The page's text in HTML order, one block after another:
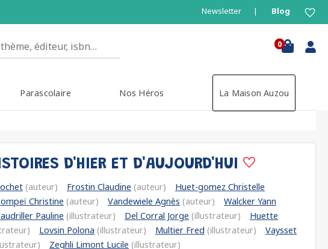
Newsletter Blog
0
Parascolaire Nos Héros La Maison Auzou
D'HIER ET D'AUJOURD'HUI
(auteur) Frostin Claudine (auteur)
Huet-gomez Christelle
Christine (auteur) Vandewiele Agnès (auteur)
Walcker Yann
Pauline (illustrateur) Del Corral Jorge (illustrateur)
Huette
Lovsin Polona (illustrateur) Multier Fred (illustrateur)
Vaysset
Zeghli Limont Lucile (illustrateur)